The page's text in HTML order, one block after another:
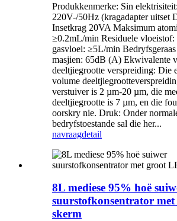
Produkkenmerke: Sin
220V-/50Hz (kragadapter uitset
Insetkrag 20VA Maksimum
≥0.2mL/min Residuele
gasvloei: ≥5L/min
masjien: 65dB (A) Ekwivalente
deeltjiegrootte verspreiding: Die
volume
verstuiver is 2 µm-20 µm, die
deeltjiegrootte is 7 µm, en die
oorskry nie. Druk: Onder
bedryfstoestande sal die her...
navraagdetail
8L mediese 95% hoë
suurstofkonsentrator
skerm